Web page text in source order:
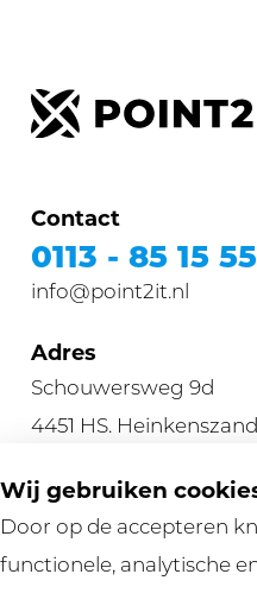
Contact
0113 - 85 15 55
info@point2it.nl
Adres
Schouwersweg 9d
4451 HS. Heinkenszand
HELP
Wij gebruiken
Door op de accepteren
functionele, analytische